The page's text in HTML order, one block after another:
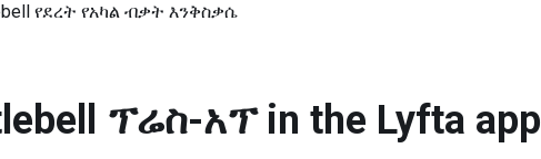
የደረት የአካል ብቃት እንቅስቃሴ
ፕሬስ-አፕ in the Lyfta app